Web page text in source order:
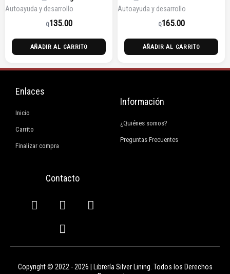
Autoayuda y desarrollo
Q135.00
AÑADIR AL CARRITO
Autoayuda y desarrollo
Q165.00
AÑADIR AL CARRITO
Enlaces
Inicio
Carrito
Finalizar compra
Información
¿Quiénes somos?
Preguntas Frecuentes
Contacto
F
a
b
o
I
n
s
t
a
r
W
h
s
p
E
n
v
e
l
p
Copyright © 2022 - 2026 | Librería Silver Lining. Todos los Derechos